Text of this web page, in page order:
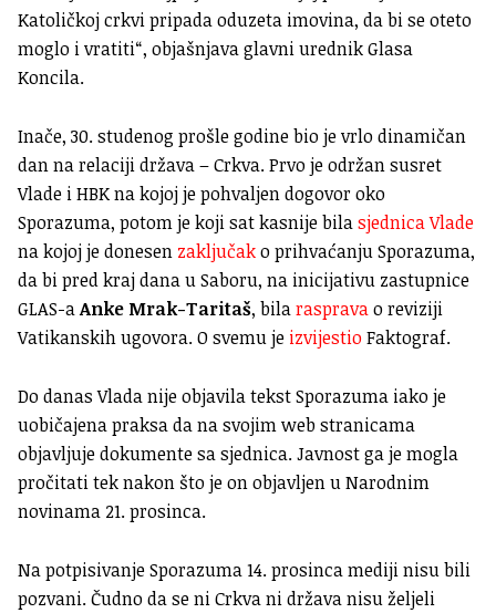
Katoličkoj crkvi pripada oduzeta imovina, da bi se oteto
moglo i vratiti“, objašnjava glavni urednik Glasa
Koncila.
Inače, 30. studenog prošle godine bio je vrlo dinamičan
dan na relaciji država – Crkva. Prvo je održan susret
Vlade i HBK na kojoj je pohvaljen dogovor oko
Sporazuma, potom je koji sat kasnije bilasjednica Vlade
na kojoj je donesen zaključako prihvaćanju Sporazuma,
da bi pred kraj dana u Saboru, na inicijativu zastupnice
GLAS-aAnke Mrak-Taritaš, bilaraspravao reviziji
Vatikanskih ugovora. O svemu je izvijestioFaktograf.
Do danas Vlada nije objavila tekst Sporazuma iako je
uobičajena praksa da na svojim web stranicama
objavljuje dokumente sa sjednica. Javnost ga je mogla
pročitati tek nakon što je on objavljen u Narodnim
novinama 21. prosinca.
Na potpisivanje Sporazuma 14. prosinca mediji nisu bili
pozvani. Čudno da se ni Crkva ni država nisu željeli